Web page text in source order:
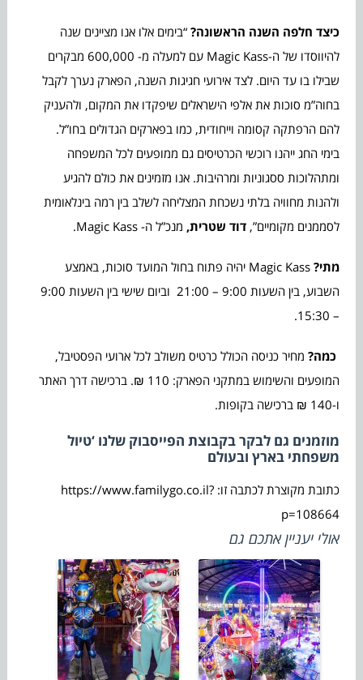
כיצד חלפה השנה הראשונה? “בימים אלו אנו מציינים שנה
להיווסדו של ה-Magic Kass עם למעלה מ- 600,000 מבקרים
שבילו בו עד היום. לצד אירועי חגיגות השנה, הפארק נערך לקבל
בחוה”מ סוכות את אלפי הישראלים שיפקדו את המקום, ולהעניק
להם הרפתקה קסומה וייחודית, כמו בפארקים הגדולים בחו”ל.
בימי החג ייהנו רוכשי הכרטיסים גם ממופעים לכל המשפחה
ומתהלוכות ססגוניות ומרהיבות. אנו מזמינים את כולם להגיע
ולהנות מחוויה בלתי נשכחת המצליחה לשלב בין רמה בינלאומית
לסממנים מקומיים”,דוד שטרית, מנכ”ל ה- Magic Kass.
מתי?
Magic Kass יהיה פתוח בחול המועד סוכות, באמצע
השבוע, בין השעות 9:00 – 21:00 וביום שישי בין השעות 9:00
– 15:30.
כמה? מחיר כניסה הכולל כרטיס משולב לכל ארועי הפסטיבל,
המופעים והשימוש במתקני הפארק: 110 ₪. ברכישה דרך האתר
ו-140 ₪ ברכישה בקופות.
מוזמנים גם לבקר בקבוצת הפייסבוק שלנו ‘טיול
משפחתי בארץ ובעולם
כתובת מקוצרת לכתבה זו: https://www.familygo.co.il?
p=108664
אולי יעניין אתכם גם